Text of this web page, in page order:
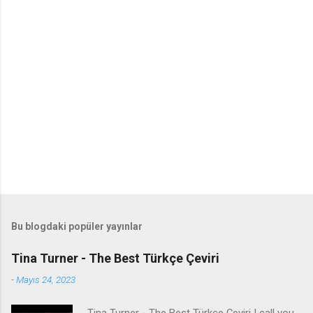
Bu blogdaki popüler yayınlar
Tina Turner - The Best Türkçe Çeviri
-Mayıs 24, 2023